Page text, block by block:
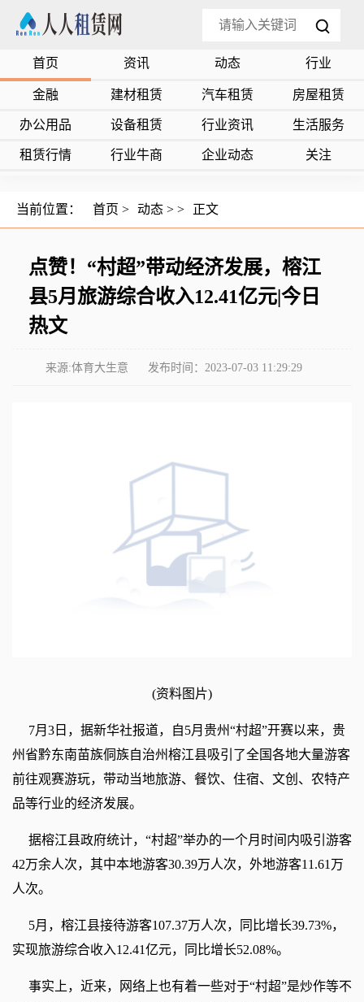
首页 资讯 动态 行业
金融 建材租赁 汽车租赁 房屋租赁
办公用品 设备租赁 行业资讯 生活服务
租赁行情 行业牛商 企业动态 关注
当前位置： 首页 > 动态 > > 正文
点赞！“村超”带动经济发展，榕江
县5月旅游综合收入12.41亿元|今日
热文
来源:体育大生意 发布时间：2023-07-03 11:29:29
(资料图片)
7月3日，据新华社报道，自5月贵州“村超”开赛以来，贵
州省黔东南苗族侗族自治州榕江县吸引了全国各地大量游客
前往观赛游玩，带动当地旅游、餐饮、住宿、文创、农特产
品等行业的经济发展。
据榕江县政府统计，“村超”举办的一个月时间内吸引游客
42万余人次，其中本地游客30.39万人次，外地游客11.61万
人次。
5月，榕江县接待游客107.37万人次，同比增长39.73%，
实现旅游综合收入12.41亿元，同比增长52.08%。
事实上，近来，网络上也有着一些对于“村超”是炒作等不